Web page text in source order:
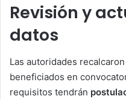
Revisión y
datos
Las autoridades
beneficiados en
requisitos tendrán